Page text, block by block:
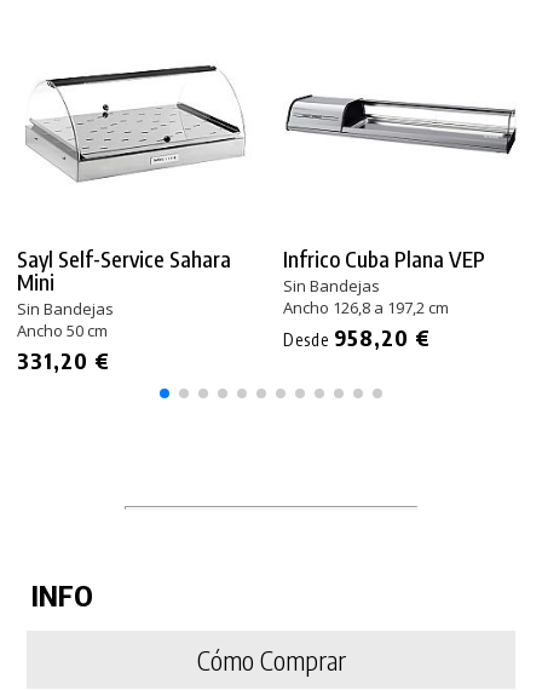
Sayl Self-Service Sahara
Mini
Sin Bandejas
Ancho 50 cm
331,20 €
Infrico Cuba Plana VEP
Sin Bandejas
Ancho 126,8 a 197,2 cm
Desde 958,20 €
INFO
Cómo Comprar